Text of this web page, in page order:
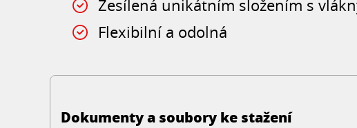
Zesílená unikátním složením s
Flexibilní a odolná
Dokumenty a soubory ke stažení